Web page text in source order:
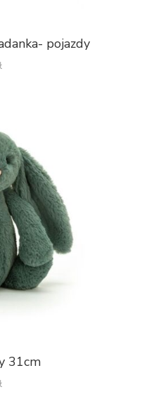
pojazdy
31cm